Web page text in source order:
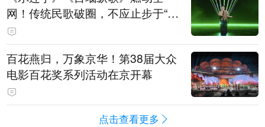
网！传统民歌破圈，不应止步于“上
头”
百花燕归，万象京华！第38届大众
电影百花奖系列活动在京开幕
点击查看更多